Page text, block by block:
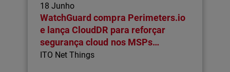
18 Junho
WatchGuard compra Perimeters.io
e lança CloudDR para reforçar
segurança cloud nos MSPs…
ITO Net Things